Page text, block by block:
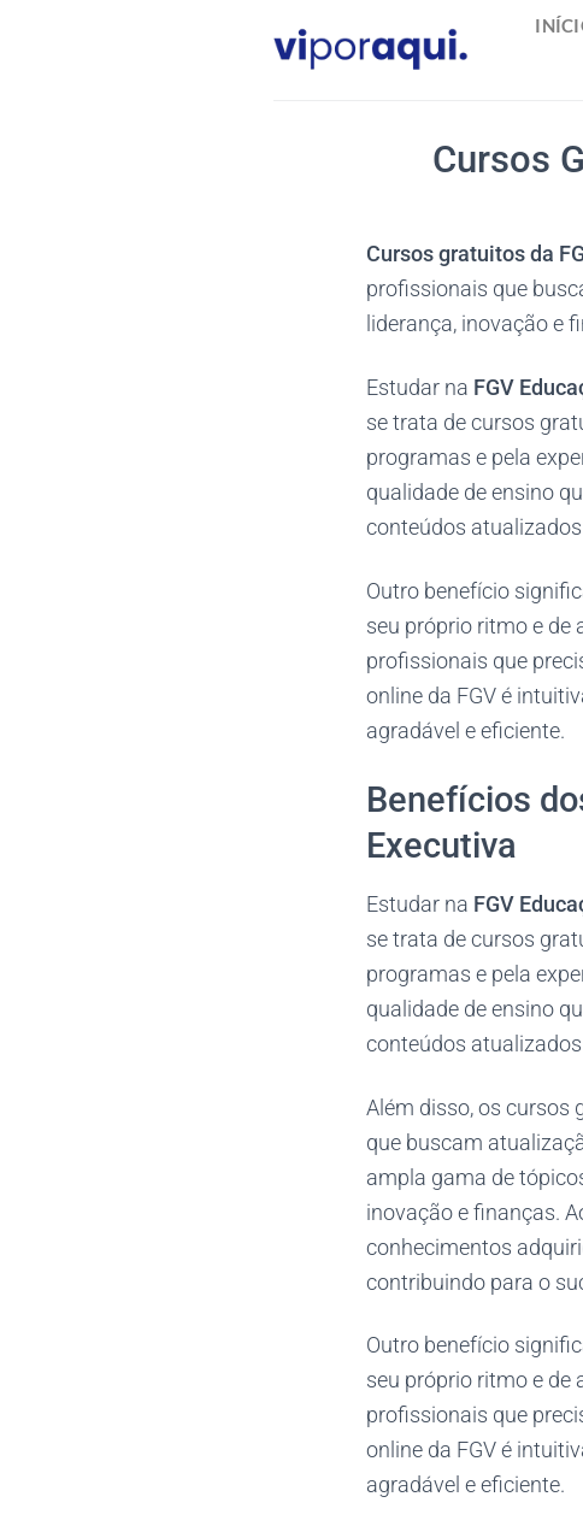
Cursos
Cursos gratuitos da
profissionais que
liderança, inovação e
Estudar na FGV
se trata de cursos
programas e pela
qualidade de ensino
conteúdos
Outro benefício
seu próprio ritmo e de
profissionais que
online da FGV é
agradável e eficiente.
Benefícios
Executiva
Estudar na FGV
se trata de cursos
programas e pela
qualidade de ensino
conteúdos
Além disso, os cursos
que buscam
ampla gama de
inovação e finanças.
conhecimentos
contribuindo para o
Outro benefício
seu próprio ritmo e de
profissionais que
online da FGV é
agradável e eficiente.